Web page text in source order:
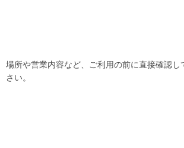
場所や営業内容など、ご利用の前に直接確認し
さい。